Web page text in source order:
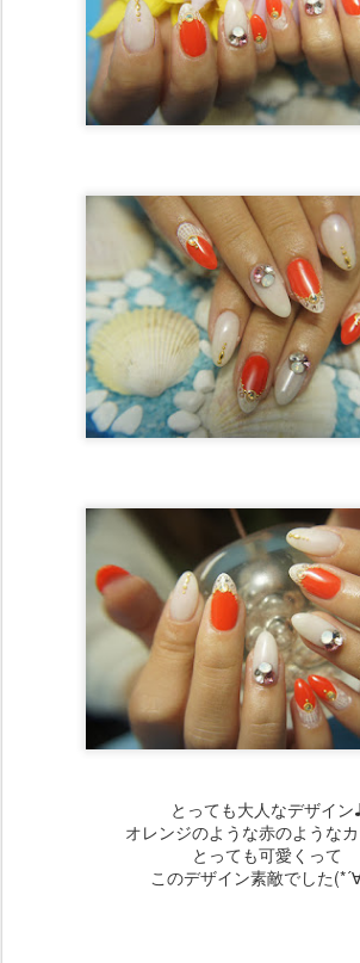
とっても大人なデザイン
オレンジのような赤のような
とっても可愛くって
このデザイン素敵でした